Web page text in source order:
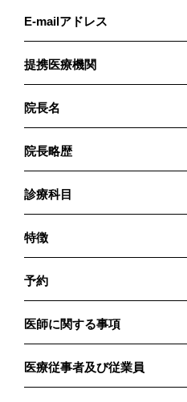
E-mailアドレス
提携医療機関
院長名
院長略歴
診療科目
特徴
予約
医師に関する事項
医療従事者及び従業員